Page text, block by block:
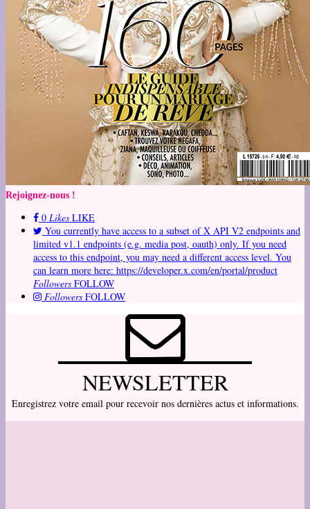
Rejoignez-nous !
0 Likes LIKE
You currently have access to a subset of X API V2 endpoints and
limited v1.1 endpoints (e.g. media post, oauth) only. If you need
access to this endpoint, you may need a different access level. You
can learn more here: https://developer.x.com/en/portal/product
Followers FOLLOW
Followers FOLLOW
NEWSLETTER
Enregistrez votre email pour recevoir nos dernières actus et informations.